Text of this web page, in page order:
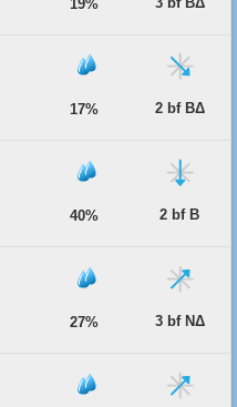
19%
17% 2 bf ΒΔ
40% 2 bf Β
27% 3 bf ΝΔ